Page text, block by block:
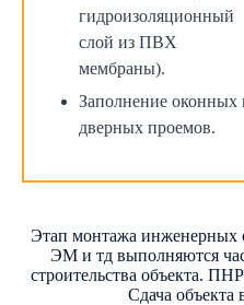
гидроизоляционный
слой из ПВХ
мембраны).
Заполнение оконных
дверных проемов.
Этап монтажа
ЭМ и тд выполняются
строительства объекта.
Сдача объекта